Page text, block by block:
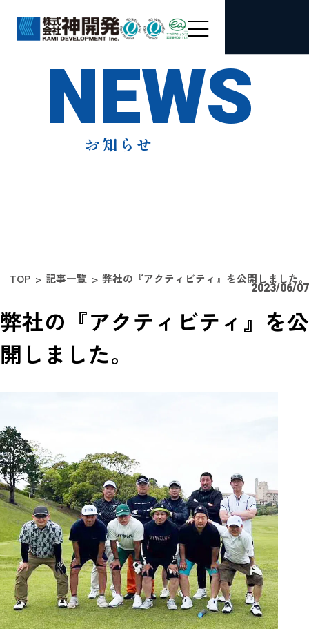
NEWS
お知らせ
TOP 記事一覧 弊社の『アクティビティ』を公開しました。
2023/06/07
弊社の『アクティビティ』を公
開しました。